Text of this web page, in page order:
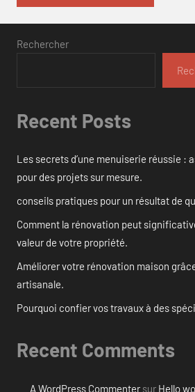
Rechercher
Recent Posts
Les secrets d’une menuiserie réussie :
pour des projets sur mesure.
conseils pratiques pour un résultat de
Comment la rénovation peut
valeur de votre propriété.
Améliorer votre rénovation maison
artisanale.
Pourquoi confier vos travaux à des
Recent Comments
A WordPress Commentersur Hello